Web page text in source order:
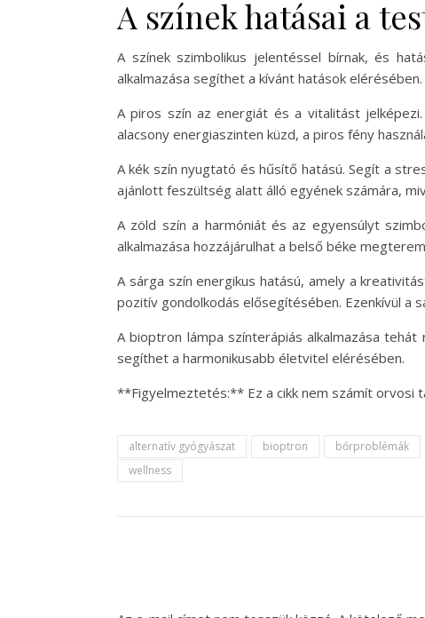
A színek hatásai a
A színek szimbolikus jelentéssel bírnak, és
alkalmazása segíthet a kívánt hatások
A piros szín az energiát és a vitalitást
alacsony energiaszinten küzd, a piros fény
A kék szín nyugtató és hűsítő hatású. Segít a
ajánlott feszültség alatt álló egyének számára,
A zöld szín a harmóniát és az egyensúlyt
alkalmazása hozzájárulhat a belső béke
A sárga szín energikus hatású, amely a
pozitív gondolkodás elősegítésében. Ezenkívül a
A bioptron lámpa színterápiás alkalmazása
segíthet a harmonikusabb életvitel elérésében.
**Figyelmeztetés:** Ez a cikk nem számít orvosi
alternatív gyógyászat bioptron bőrproblémák
wellness